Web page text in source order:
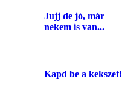
Jujj de jó, már
nekem is van...
Kapd be a kekszet!